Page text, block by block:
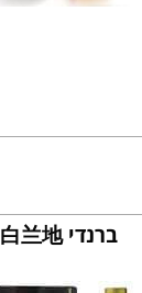
ברנדי 白兰地